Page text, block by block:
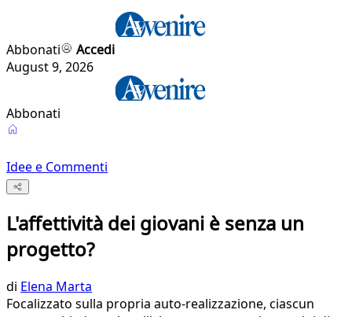
Abbonati
Accedi
August 9, 2026
Abbonati
Idee e Commenti
L'affettività dei giovani è senza un
progetto?
di Elena Marta
Focalizzato sulla propria auto-realizzazione, ciascun